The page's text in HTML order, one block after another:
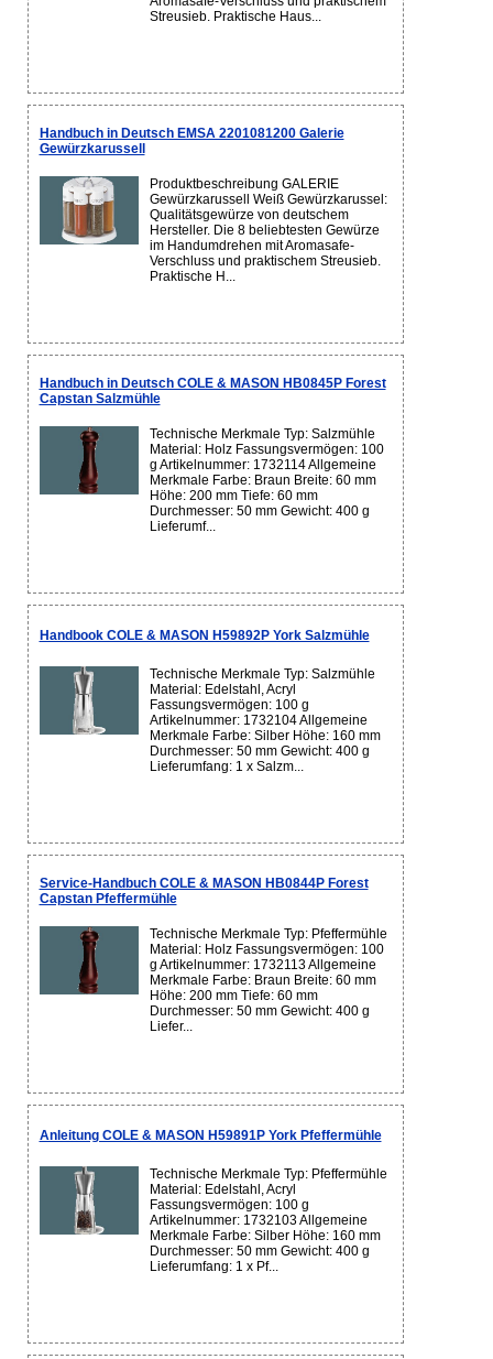
Streusieb. Praktische Haus...
Handbuch in Deutsch EMSA 2201081200 Galerie
Gewürzkarussell
Produktbeschreibung GALERIE
Gewürzkarussell Weiß Gewürzkarussel:
Qualitätsgewürze von deutschem
Hersteller. Die 8 beliebtesten Gewürze
im Handumdrehen mit Aromasafe-
Verschluss und praktischem Streusieb.
Praktische H...
Handbuch in Deutsch COLE & MASON HB0845P Forest
Capstan Salzmühle
Technische Merkmale Typ: Salzmühle
Material: Holz Fassungsvermögen: 100
g Artikelnummer: 1732114 Allgemeine
Merkmale Farbe: Braun Breite: 60 mm
Höhe: 200 mm Tiefe: 60 mm
Durchmesser: 50 mm Gewicht: 400 g
Lieferumf...
Handbook COLE & MASON H59892P York Salzmühle
Technische Merkmale Typ: Salzmühle
Material: Edelstahl, Acryl
Fassungsvermögen: 100 g
Artikelnummer: 1732104 Allgemeine
Merkmale Farbe: Silber Höhe: 160 mm
Durchmesser: 50 mm Gewicht: 400 g
Lieferumfang: 1 x Salzm...
Service-Handbuch COLE & MASON HB0844P Forest
Capstan Pfeffermühle
Technische Merkmale Typ: Pfeffermühle
Material: Holz Fassungsvermögen: 100
g Artikelnummer: 1732113 Allgemeine
Merkmale Farbe: Braun Breite: 60 mm
Höhe: 200 mm Tiefe: 60 mm
Durchmesser: 50 mm Gewicht: 400 g
Liefer...
Anleitung COLE & MASON H59891P York Pfeffermühle
Technische Merkmale Typ: Pfeffermühle
Material: Edelstahl, Acryl
Fassungsvermögen: 100 g
Artikelnummer: 1732103 Allgemeine
Merkmale Farbe: Silber Höhe: 160 mm
Durchmesser: 50 mm Gewicht: 400 g
Lieferumfang: 1 x Pf...